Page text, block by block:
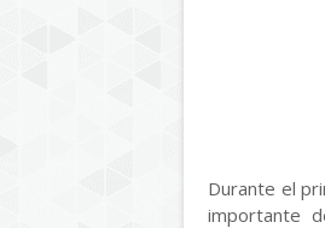
Durante el
importante